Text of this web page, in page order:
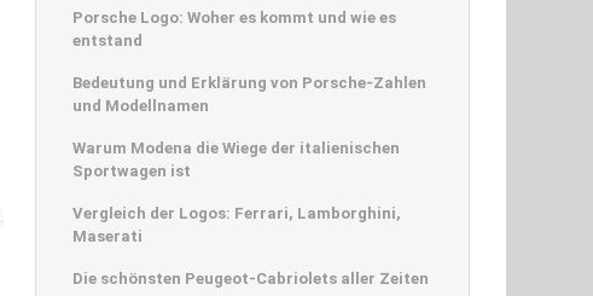
Porsche Logo: Woher es kommt und wie es
entstand
Bedeutung und Erklärung von Porsche-Zahlen
und Modellnamen
Warum Modena die Wiege der italienischen
Sportwagen ist
Vergleich der Logos: Ferrari, Lamborghini,
Maserati
Die schönsten Peugeot-Cabriolets aller Zeiten